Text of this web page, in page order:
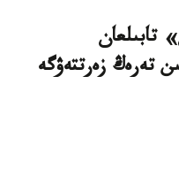
تابىلعان
تەرەڭ زەرتتەۋگە